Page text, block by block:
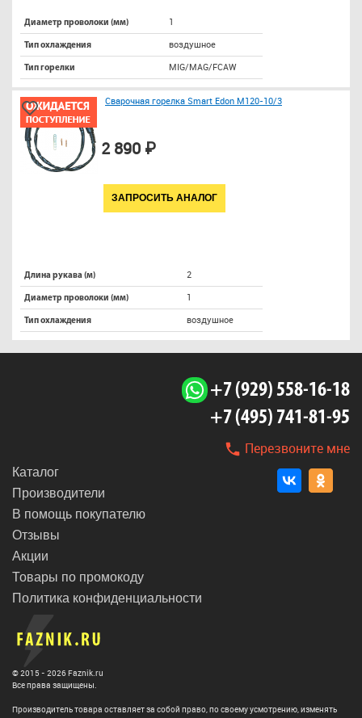
Диаметр проволоки (мм) 1
Тип охлаждения воздушное
Тип горелки MIG/MAG/FCAW
Сварочная горелка Smart Edon M120-10/3
2 890 ₽
ЗАПРОСИТЬ АНАЛОГ
Длина рукава (м) 2
Диаметр проволоки (мм) 1
Тип охлаждения воздушное
+7 (929) 558-16-18
+7 (495) 741-81-95
Перезвоните мне
Каталог
Производители
В помощь покупателю
Отзывы
Акции
Товары по промокоду
Политика конфиденциальности
© 2015 - 2026 Faznik.ru
Все права защищены.
Производитель товара оставляет за собой право, по своему усмотрению, изменять